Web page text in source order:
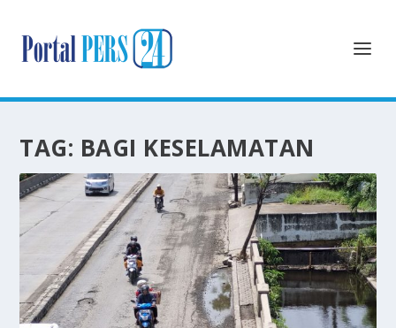
TAG: BAGI KESELAMATAN